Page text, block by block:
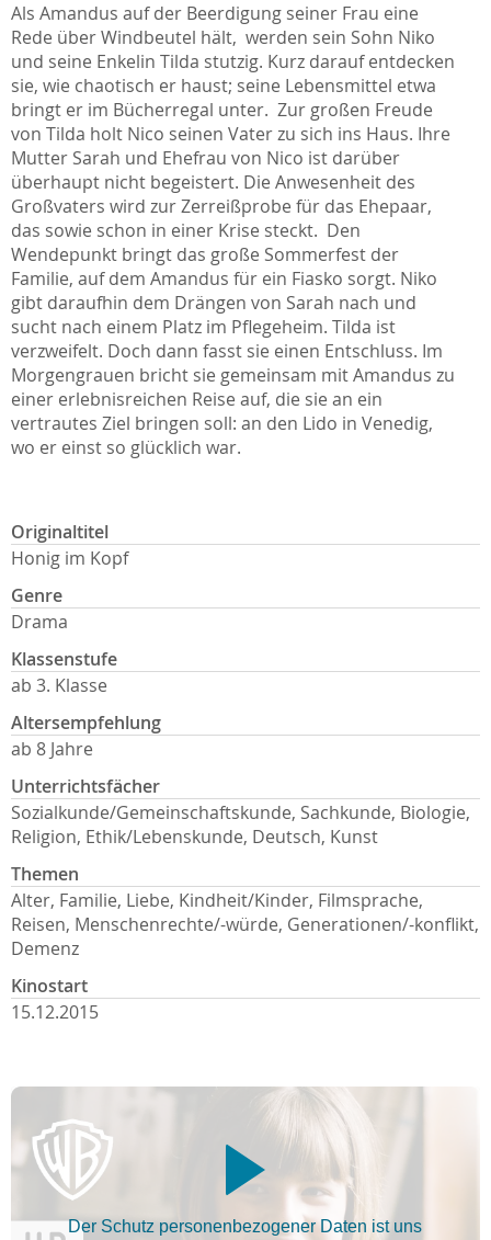
Als Amandus auf der Beerdigung seiner Frau eine
Rede über Windbeutel hält, werden sein Sohn Niko
und seine Enkelin Tilda stutzig. Kurz darauf entdecken
sie, wie chaotisch er haust; seine Lebensmittel etwa
bringt er im Bücherregal unter. Zur großen Freude
von Tilda holt Nico seinen Vater zu sich ins Haus. Ihre
Mutter Sarah und Ehefrau von Nico ist darüber
überhaupt nicht begeistert. Die Anwesenheit des
Großvaters wird zur Zerreißprobe für das Ehepaar,
das sowie schon in einer Krise steckt. Den
Wendepunkt bringt das große Sommerfest der
Familie, auf dem Amandus für ein Fiasko sorgt. Niko
gibt daraufhin dem Drängen von Sarah nach und
sucht nach einem Platz im Pflegeheim. Tilda ist
verzweifelt. Doch dann fasst sie einen Entschluss. Im
Morgengrauen bricht sie gemeinsam mit Amandus zu
einer erlebnisreichen Reise auf, die sie an ein
vertrautes Ziel bringen soll: an den Lido in Venedig,
wo er einst so glücklich war.
Originaltitel
Honig im Kopf
Genre
Drama
Klassenstufe
ab 3. Klasse
Altersempfehlung
ab 8 Jahre
Unterrichtsfächer
Sozialkunde/Gemeinschaftskunde, Sachkunde, Biologie,
Religion, Ethik/Lebenskunde, Deutsch, Kunst
Themen
Alter, Familie, Liebe, Kindheit/Kinder, Filmsprache,
Reisen, Menschenrechte/-würde, Generationen/-konflikt,
Demenz
Kinostart
15.12.2015
Der Schutz personenbezogener Daten ist uns